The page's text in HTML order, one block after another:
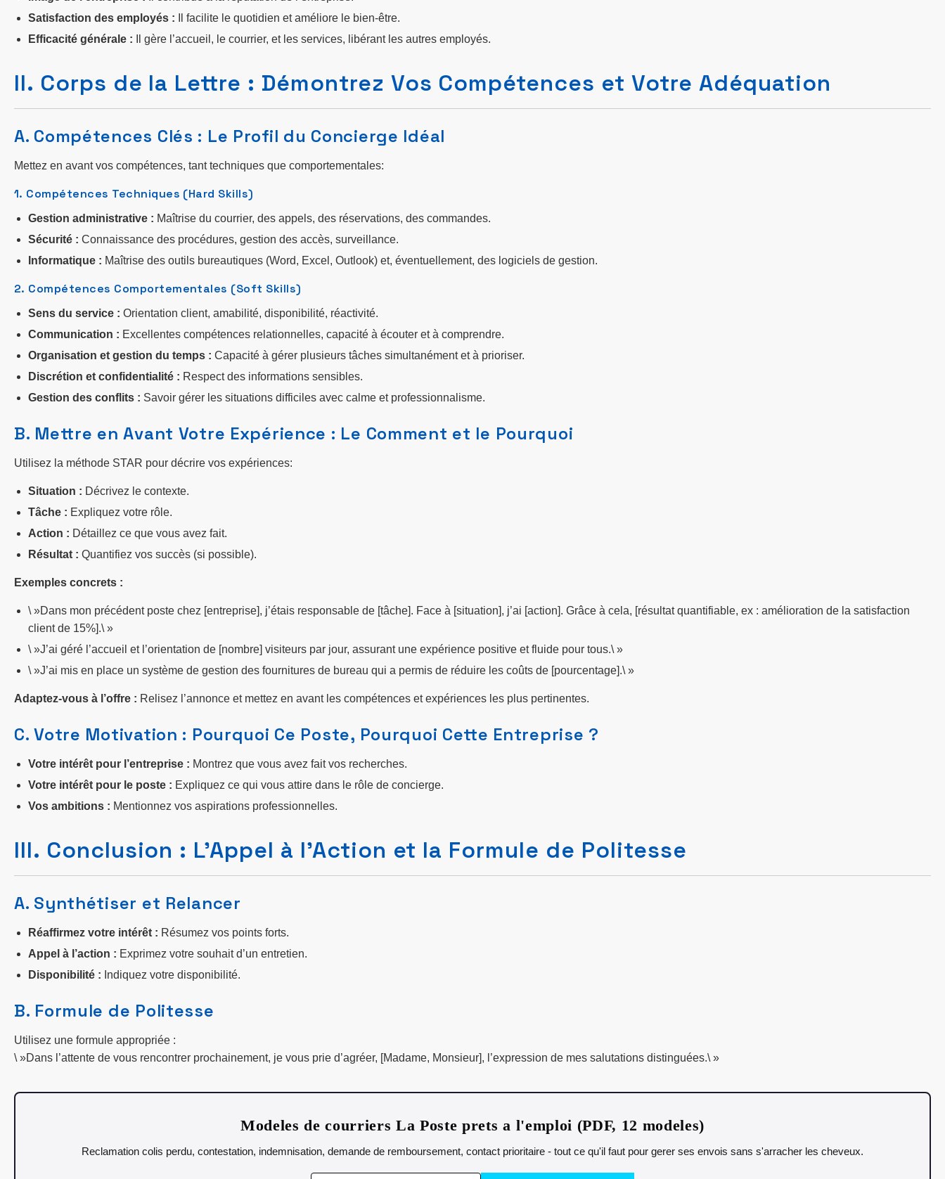
Satisfaction des employés : Il facilite le quotidien et améliore le bien-être.
Efficacité générale : Il gère l’accueil, le courrier, et les services, libérant les autres employés.
II. Corps de la Lettre : Démontrez Vos Compétences et Votre Adéquation
A. Compétences Clés : Le Profil du Concierge Idéal
Mettez en avant vos compétences, tant techniques que comportementales:
1. Compétences Techniques (Hard Skills)
Gestion administrative : Maîtrise du courrier, des appels, des réservations, des commandes.
Sécurité : Connaissance des procédures, gestion des accès, surveillance.
Informatique : Maîtrise des outils bureautiques (Word, Excel, Outlook) et, éventuellement, des logiciels de gestion.
2. Compétences Comportementales (Soft Skills)
Sens du service : Orientation client, amabilité, disponibilité, réactivité.
Communication : Excellentes compétences relationnelles, capacité à écouter et à comprendre.
Organisation et gestion du temps : Capacité à gérer plusieurs tâches simultanément et à prioriser.
Discrétion et confidentialité : Respect des informations sensibles.
Gestion des conflits : Savoir gérer les situations difficiles avec calme et professionnalisme.
B. Mettre en Avant Votre Expérience : Le Comment et le Pourquoi
Utilisez la méthode STAR pour décrire vos expériences:
Situation : Décrivez le contexte.
Tâche : Expliquez votre rôle.
Action : Détaillez ce que vous avez fait.
Résultat : Quantifiez vos succès (si possible).
Exemples concrets :
\ »Dans mon précédent poste chez [entreprise], j’étais responsable de [tâche]. Face à [situation], j’ai [action]. Grâce à cela, [résultat quantifiable, ex : amélioration de la satisfaction
client de 15%].\ »
\ »J’ai géré l’accueil et l’orientation de [nombre] visiteurs par jour, assurant une expérience positive et fluide pour tous.\ »
\ »J’ai mis en place un système de gestion des fournitures de bureau qui a permis de réduire les coûts de [pourcentage].\ »
Adaptez-vous à l’offre : Relisez l’annonce et mettez en avant les compétences et expériences les plus pertinentes.
C. Votre Motivation : Pourquoi Ce Poste, Pourquoi Cette Entreprise ?
Votre intérêt pour l’entreprise : Montrez que vous avez fait vos recherches.
Votre intérêt pour le poste : Expliquez ce qui vous attire dans le rôle de concierge.
Vos ambitions : Mentionnez vos aspirations professionnelles.
III. Conclusion : L’Appel à l’Action et la Formule de Politesse
A. Synthétiser et Relancer
Réaffirmez votre intérêt : Résumez vos points forts.
Appel à l’action : Exprimez votre souhait d’un entretien.
Disponibilité : Indiquez votre disponibilité.
B. Formule de Politesse
Utilisez une formule appropriée :
\ »Dans l’attente de vous rencontrer prochainement, je vous prie d’agréer, [Madame, Monsieur], l’expression de mes salutations distinguées.\ »
Modeles de courriers La Poste prets a l'emploi (PDF, 12 modeles)
Reclamation colis perdu, contestation, indemnisation, demande de remboursement, contact prioritaire - tout ce qu'il faut pour gerer ses envois sans s'arracher les cheveux.